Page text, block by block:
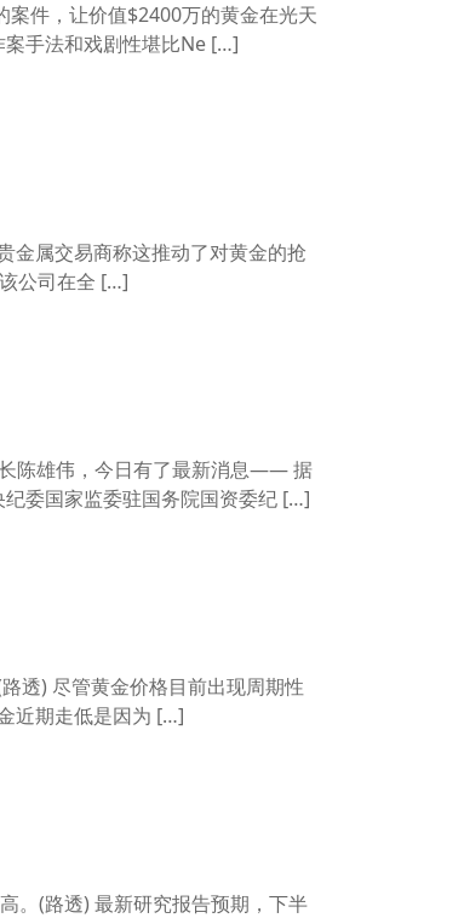
件，让价值$2400万的黄金在光天
案手法和戏剧性堪比Ne […]
金属交易商称这推动了对黄金的抢
公司在全 […]
陈雄伟，今日有了最新消息—— 据
委国家监委驻国务院国资委纪 […]
透) 尽管黄金价格目前出现周期性
近期走低是因为 […]
。(路透) 最新研究报告预期，下半